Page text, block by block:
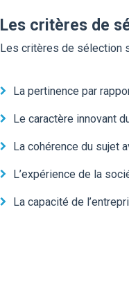
Les critères de
Les critères de sélection
La pertinence par
Le caractère innovant
La cohérence du sujet
L’expérience de la
La capacité de